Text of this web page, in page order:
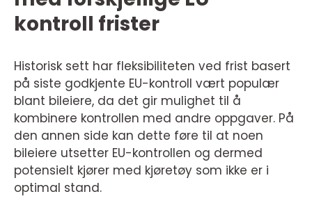
kontroll frister
Historisk sett har fleksibiliteten ved frist basert
på siste godkjente EU-kontroll vært populær
blant bileiere, da det gir mulighet til å
kombinere kontrollen med andre oppgaver. På
den annen side kan dette føre til at noen
bileiere utsetter EU-kontrollen og dermed
potensielt kjører med kjøretøy som ikke er i
optimal stand.